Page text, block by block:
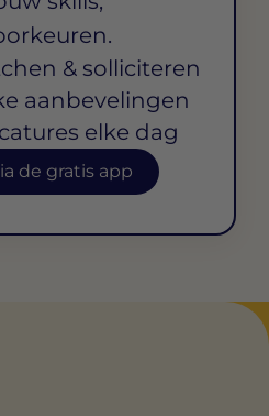
& solliciteren
aanbevelingen
elke dag
de gratis app